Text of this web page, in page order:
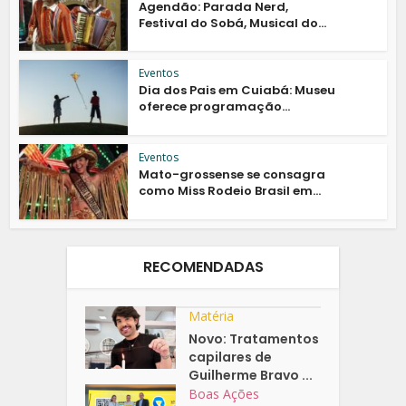
Agendão: Parada Nerd,
Festival do Sobá, Musical do...
Eventos
Dia dos Pais em Cuiabá: Museu
oferece programação...
Eventos
Mato-grossense se consagra
como Miss Rodeio Brasil em...
RECOMENDADAS
Matéria
Novo: Tratamentos
capilares de
Guilherme Bravo ...
Boas Ações